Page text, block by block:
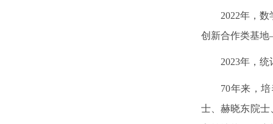
2022年，数
创新合作类基
2023年，统
70年来，
士、赫晓东院士